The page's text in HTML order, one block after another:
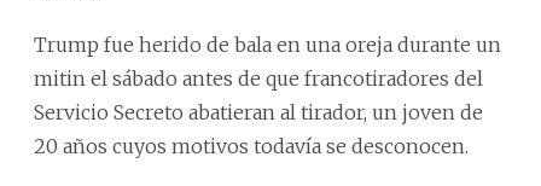
Trump fue herido de bala en una oreja durante un
mitin el sábado antes de que francotiradores del
Servicio Secreto abatieran al tirador, un joven de
20 años cuyos motivos todavía se desconocen.